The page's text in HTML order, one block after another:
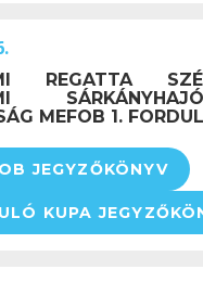
REGATTA
MEFOB 1.
JEGYZŐKÖNYV
KUPA